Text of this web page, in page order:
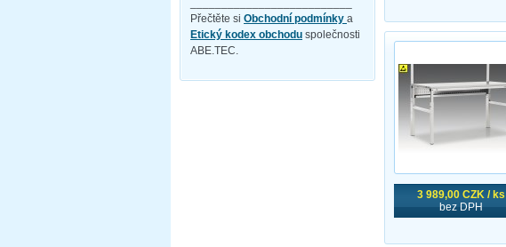
3 989,00 CZK / ks
bez DPH
Přečtěte si Obchodní podmínky a
Etický kodex obchodu společnosti
ABE.TEC.